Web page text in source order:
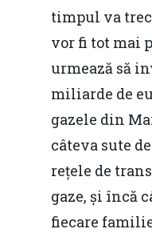
timpul va
vor fi tot mai
urmează să
miliarde de
gazele din
câteva sute
rețele de
gaze, și încă
fiecare